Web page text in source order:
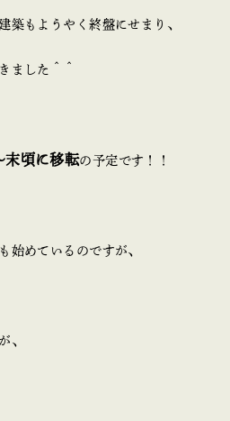
築もようやく終盤にせまり、
ました＾＾
末頃に移転の予定です！！
始めているのですが、
、